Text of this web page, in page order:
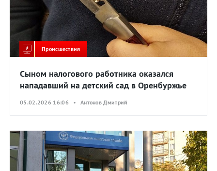
Происшествия
Сыном налогового работника оказался
нападавший на детский сад в Оренбуржье
05.02.2026 16:06 • Антонов Дмитрий